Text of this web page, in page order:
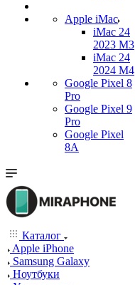
Apple iMac
iMac 24
2023 M3
iMac 24
2024 M4
Google Pixel 8
Pro
Google Pixel 9
Pro
Google Pixel
8A
Каталог
Apple iPhone
Samsung Galaxy
Ноутбуки